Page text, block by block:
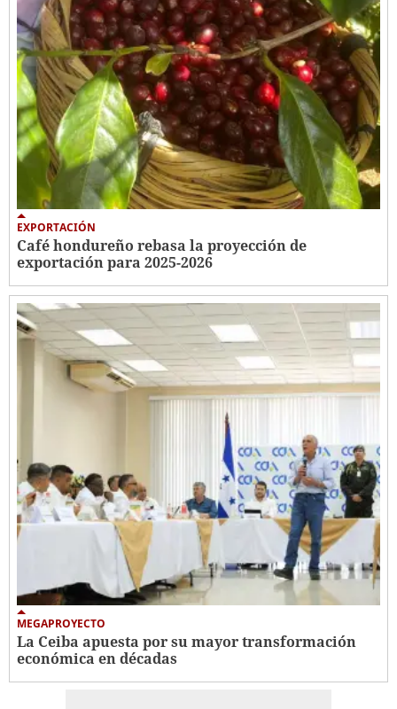
EXPORTACIÓN
Café hondureño rebasa la proyección de
exportación para 2025-2026
MEGAPROYECTO
La Ceiba apuesta por su mayor transformación
económica en décadas